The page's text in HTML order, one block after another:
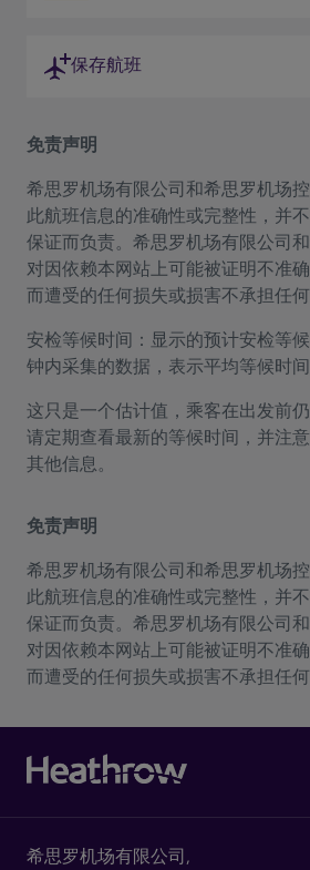
保存航班
免责声明
希思罗机场有限公司和希思罗机场
此航班信息的准确性或完整性，并
保证而负责。希思罗机场有限公司
对因依赖本网站上可能被证明不准
而遭受的任何损失或损害不承担任何
安检等候时间：显示的预计安检等
钟内采集的数据，表示平均等候时间
这只是一个估计值，乘客在出发前
请定期查看最新的等候时间，并注
其他信息。
免责声明
希思罗机场有限公司和希思罗机场
此航班信息的准确性或完整性，并
保证而负责。希思罗机场有限公司
对因依赖本网站上可能被证明不准
而遭受的任何损失或损害不承担任何
希思罗机场有限公司,